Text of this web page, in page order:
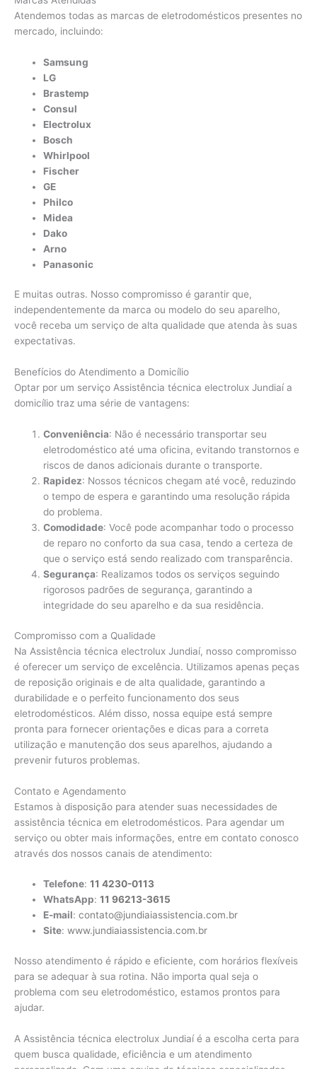
Atendemos todas as marcas de eletrodomésticos presentes no
mercado, incluindo:
Samsung
LG
Brastemp
Consul
Electrolux
Bosch
Whirlpool
Fischer
GE
Philco
Midea
Dako
Arno
Panasonic
E muitas outras. Nosso compromisso é garantir que,
independentemente da marca ou modelo do seu aparelho,
você receba um serviço de alta qualidade que atenda às suas
expectativas.
Benefícios do Atendimento a Domicílio
Optar por um serviço Assistência técnica electrolux Jundiaí a
domicílio traz uma série de vantagens:
Conveniência: Não é necessário transportar seu
eletrodoméstico até uma oficina, evitando transtornos e
riscos de danos adicionais durante o transporte.
Rapidez: Nossos técnicos chegam até você, reduzindo
o tempo de espera e garantindo uma resolução rápida
do problema.
Comodidade: Você pode acompanhar todo o processo
de reparo no conforto da sua casa, tendo a certeza de
que o serviço está sendo realizado com transparência.
Segurança: Realizamos todos os serviços seguindo
rigorosos padrões de segurança, garantindo a
integridade do seu aparelho e da sua residência.
Compromisso com a Qualidade
Na Assistência técnica electrolux Jundiaí, nosso compromisso
é oferecer um serviço de excelência. Utilizamos apenas peças
de reposição originais e de alta qualidade, garantindo a
durabilidade e o perfeito funcionamento dos seus
eletrodomésticos. Além disso, nossa equipe está sempre
pronta para fornecer orientações e dicas para a correta
utilização e manutenção dos seus aparelhos, ajudando a
prevenir futuros problemas.
Contato e Agendamento
Estamos à disposição para atender suas necessidades de
assistência técnica em eletrodomésticos. Para agendar um
serviço ou obter mais informações, entre em contato conosco
através dos nossos canais de atendimento:
Telefone:11 4230-0113
WhatsApp:11 96213-3615
E-mail:contato@jundiaiassistencia.com.br
Site:www.jundiaiassistencia.com.br
Nosso atendimento é rápido e eficiente, com horários flexíveis
para se adequar à sua rotina. Não importa qual seja o
problema com seu eletrodoméstico, estamos prontos para
ajudar.
A Assistência técnica electrolux Jundiaí é a escolha certa para
quem busca qualidade, eficiência e um atendimento